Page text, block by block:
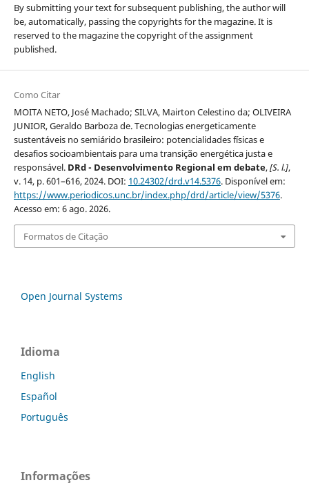
By submitting your text for subsequent publishing, the author will
be, automatically, passing the copyrights for the magazine. It is
reserved to the magazine the copyright of the assignment
published.
Como Citar
MOITA NETO, José Machado; SILVA, Mairton Celestino da; OLIVEIRA
JUNIOR, Geraldo Barboza de. Tecnologias energeticamente
sustentáveis no semiárido brasileiro: potencialidades físicas e
desafios socioambientais para uma transição energética justa e
responsável. DRd - Desenvolvimento Regional em debate,[S. l.],
v. 14, p. 601–616, 2024. DOI: 10.24302/drd.v14.5376. Disponível em:
https://www.periodicos.unc.br/index.php/drd/article/view/5376.
Acesso em: 6 ago. 2026.
Formatos de Citação
Open Journal Systems
Idioma
English
Español
Português
Informações